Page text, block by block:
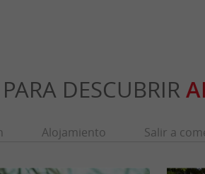
PARA DESCUBRIR
Alojamiento Salir a